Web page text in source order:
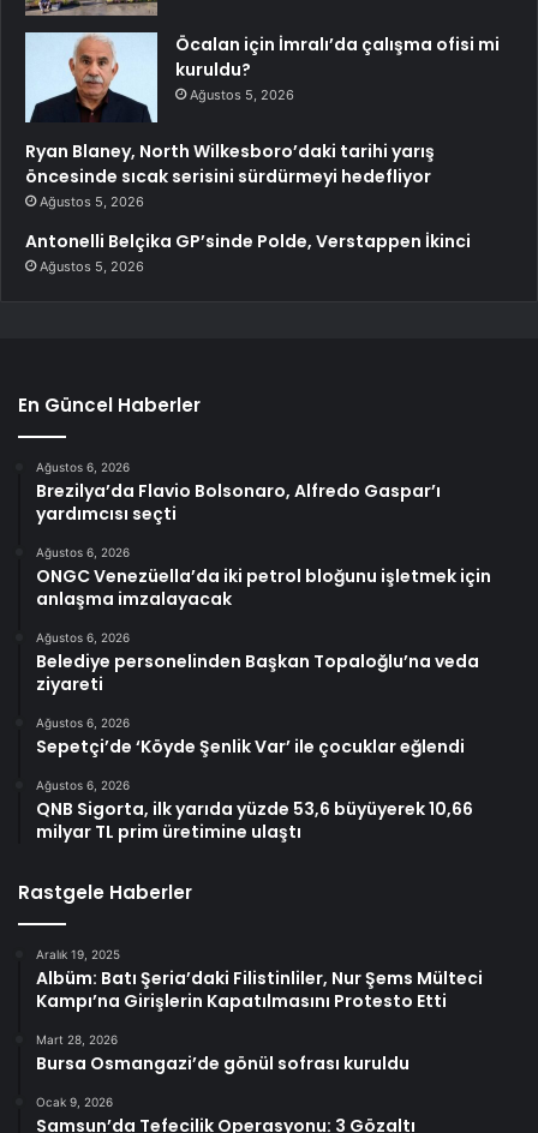
Öcalan için İmralı’da çalışma ofisi mi
kuruldu?
Ağustos 5, 2026
Ryan Blaney, North Wilkesboro’daki tarihi yarış
öncesinde sıcak serisini sürdürmeyi hedefliyor
Ağustos 5, 2026
Antonelli Belçika GP’sinde Polde, Verstappen İkinci
Ağustos 5, 2026
En Güncel Haberler
Ağustos 6, 2026
Brezilya’da Flavio Bolsonaro, Alfredo Gaspar’ı
yardımcısı seçti
Ağustos 6, 2026
ONGC Venezüella’da iki petrol bloğunu işletmek için
anlaşma imzalayacak
Ağustos 6, 2026
Belediye personelinden Başkan Topaloğlu’na veda
ziyareti
Ağustos 6, 2026
Sepetçi’de ‘Köyde Şenlik Var’ ile çocuklar eğlendi
Ağustos 6, 2026
QNB Sigorta, ilk yarıda yüzde 53,6 büyüyerek 10,66
milyar TL prim üretimine ulaştı
Rastgele Haberler
Aralık 19, 2025
Albüm: Batı Şeria’daki Filistinliler, Nur Şems Mülteci
Kampı’na Girişlerin Kapatılmasını Protesto Etti
Mart 28, 2026
Bursa Osmangazi’de gönül sofrası kuruldu
Ocak 9, 2026
Samsun’da Tefecilik Operasyonu: 3 Gözaltı